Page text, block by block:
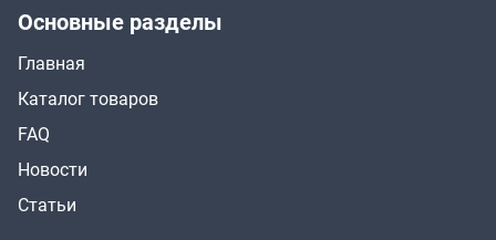
Основные разделы
Главная
Каталог товаров
FAQ
Новости
Статьи